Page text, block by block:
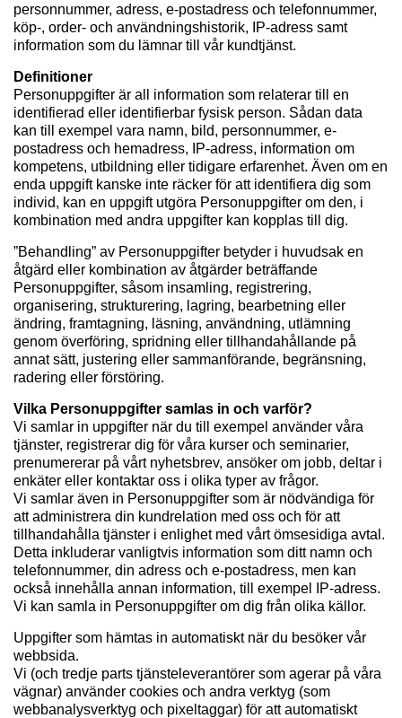
personnummer, adress, e-postadress och telefonnummer,
köp-, order- och användningshistorik, IP-adress samt
information som du lämnar till vår kundtjänst.
Definitioner
Personuppgifter är all information som relaterar till en
identifierad eller identifierbar fysisk person. Sådan data
kan till exempel vara namn, bild, personnummer, e-
postadress och hemadress, IP-adress, information om
kompetens, utbildning eller tidigare erfarenhet. Även om en
enda uppgift kanske inte räcker för att identifiera dig som
individ, kan en uppgift utgöra Personuppgifter om den, i
kombination med andra uppgifter kan kopplas till dig.
”Behandling” av Personuppgifter betyder i huvudsak en
åtgärd eller kombination av åtgärder beträffande
Personuppgifter, såsom insamling, registrering,
organisering, strukturering, lagring, bearbetning eller
ändring, framtagning, läsning, användning, utlämning
genom överföring, spridning eller tillhandahållande på
annat sätt, justering eller sammanförande, begränsning,
radering eller förstöring.
Vilka Personuppgifter samlas in och varför?
Vi samlar in uppgifter när du till exempel använder våra
tjänster, registrerar dig för våra kurser och seminarier,
prenumererar på vårt nyhetsbrev, ansöker om jobb, deltar i
enkäter eller kontaktar oss i olika typer av frågor.
Vi samlar även in Personuppgifter som är nödvändiga för
att administrera din kundrelation med oss och för att
tillhandahålla tjänster i enlighet med vårt ömsesidiga avtal.
Detta inkluderar vanligtvis information som ditt namn och
telefonnummer, din adress och e-postadress, men kan
också innehålla annan information, till exempel IP-adress.
Vi kan samla in Personuppgifter om dig från olika källor.
Uppgifter som hämtas in automatiskt när du besöker vår
webbsida.
Vi (och tredje parts tjänsteleverantörer som agerar på våra
vägnar) använder cookies och andra verktyg (som
webbanalysverktyg och pixeltaggar) för att automatiskt